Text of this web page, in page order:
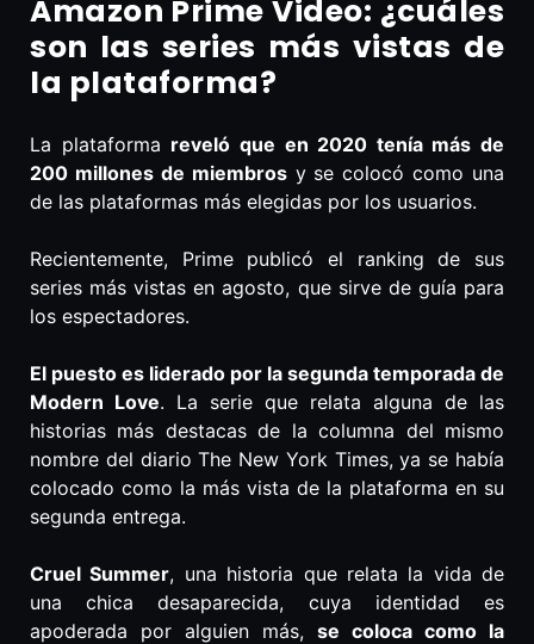
Amazon Prime Video: ¿cuáles
son las series más vistas de
la plataforma?
La plataforma reveló que en 2020 tenía más de
200 millones de miembrosy se colocó como una
de las plataformas más elegidas por los usuarios.
Recientemente, Prime publicó el ranking de sus
series más vistas en agosto, que sirve de guía para
los espectadores.
El puesto es liderado por la segunda temporada de
Modern Love. La serie que relata alguna de las
historias más destacas de la columna del mismo
nombre del diario The New York Times, ya se había
colocado como la más vista de la plataforma en su
segunda entrega.
Cruel Summer, una historia que relata la vida de
una chica desaparecida, cuya identidad es
apoderada por alguien más, se coloca como la